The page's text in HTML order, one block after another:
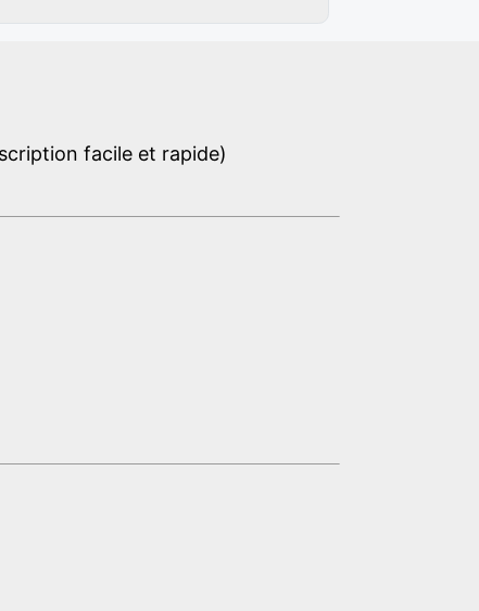
facile et rapide)